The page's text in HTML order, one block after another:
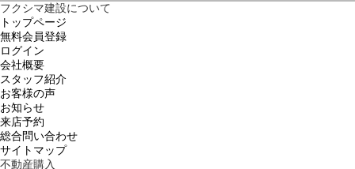
フクシマ建設について
トップページ
無料会員登録
ログイン
会社概要
スタッフ紹介
お客様の声
お知らせ
来店予約
総合問い合わせ
サイトマップ
不動産購入